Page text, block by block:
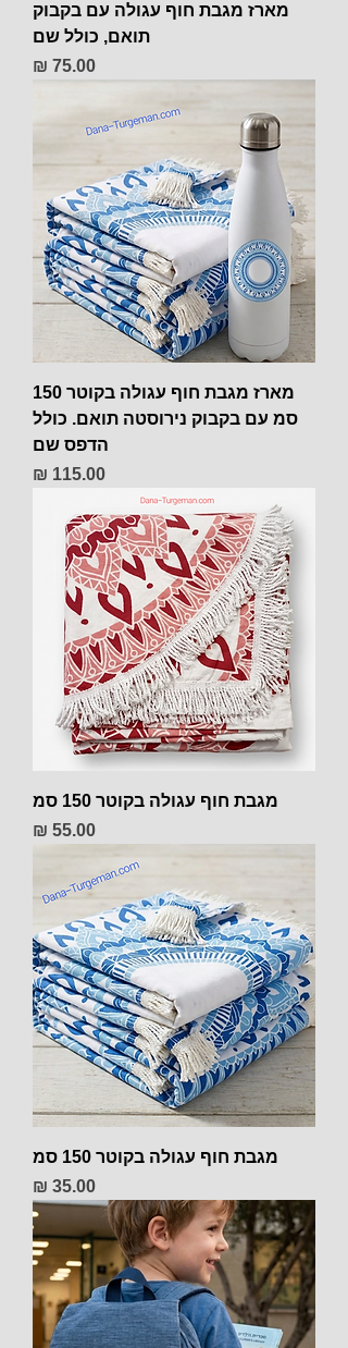
מארז מגבת חוף עגולה עם בקבוק
תואם, כולל שם
מחיר
מארז מגבת חוף עגולה בקוטר 150
סמ עם בקבוק נירוסטה תואם. כולל
הדפס שם
מחיר
מגבת חוף עגולה בקוטר 150 סמ
מחיר
מגבת חוף עגולה בקוטר 150 סמ
מחיר